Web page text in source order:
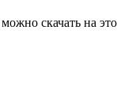
скачать на